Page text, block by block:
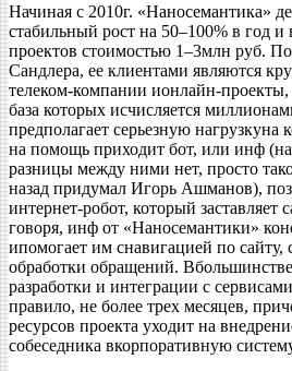
Начиная c 2010г. «Наносемантика»
стабильный рост на 50–100% в год и
проектов стоимостью 1–3млн руб.
Сандлера, ее клиентами являются
телеком-компании ионлайн-проекты,
база которых исчисляется
предполагает серьезную нагрузкуна
на помощь приходит бот, или инф
разницы между ними нет, просто
назад придумал Игорь Ашманов),
интернет-робот, который заставляет
говоря, инф от «Наносемантики»
ипомогает им снавигацией по сайту,
обработки обращений.
разработки и интеграции с
правило, не более трех месяцев,
ресурсов проекта уходит на
собеседника вкорпоративную